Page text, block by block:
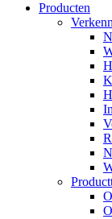
Producten